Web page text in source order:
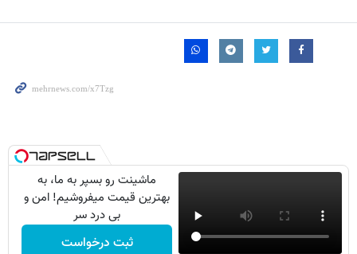
ماشینت رو بسپر به ما، به
بهترین قیمت میفروشیم! امن و
بی درد سر
ثبت درخواست